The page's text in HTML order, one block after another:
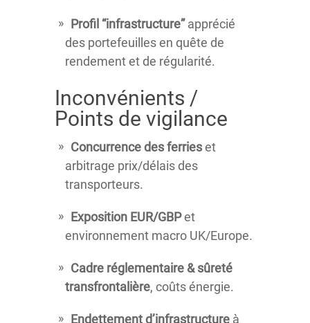
Profil “infrastructure”apprécié
des portefeuilles en quête de
rendement et de régularité.
Inconvénients /
Points de vigilance
Concurrence des ferrieset
arbitrage prix/délais des
transporteurs.
Exposition EUR/GBPet
environnement macro UK/Europe.
Cadre réglementaire & sûreté
transfrontalière, coûts énergie.
Endettement d’infrastructure à